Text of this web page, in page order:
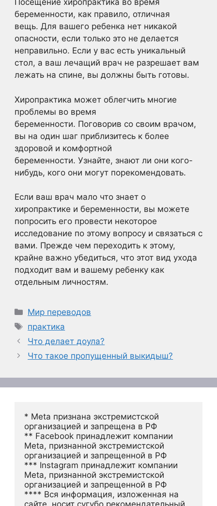
Посещение хиропрактика во время
беременности, как правило, отличная
вещь. Для вашего ребенка нет никакой
опасности, если только это не делается
неправильно. Если у вас есть уникальный
стол, а ваш лечащий врач не разрешает вам
лежать на спине, вы должны быть готовы.
Хиропрактика может облегчить многие
проблемы во время
беременности. Поговорив со своим врачом,
вы на один шаг приблизитесь к более
здоровой и комфортной
беременности. Узнайте, знают ли они кого-
нибудь, кого они могут порекомендовать.
Если ваш врач мало что знает о
хиропрактике и беременности, вы можете
попросить его провести некоторое
исследование по этому вопросу и связаться с
вами. Прежде чем переходить к этому,
крайне важно убедиться, что этот вид ухода
подходит вам и вашему ребенку как
отдельным личностям.
Рубрики
Мир переводов
Метки
практика
Что делает доула?
Что такое пропущенный выкидыш?
* Meta признана экстремистской
организацией и запрещена в РФ
** Facebook принадлежит компании
Meta, признанной экстремистской
организацией и запрещенной в РФ
*** Instagram принадлежит компании
Meta, признанной экстремистской
организацией и запрещенной в РФ
**** Вся информация, изложенная на
сайте, носит сугубо рекомендательный